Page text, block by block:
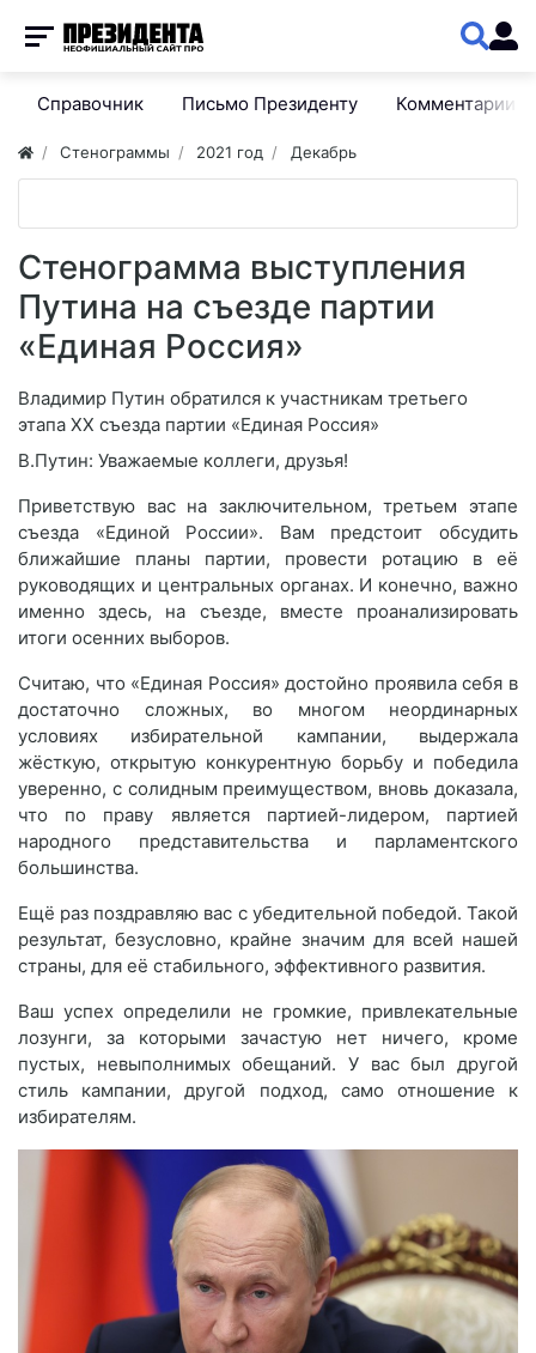
Справочник Письмо Президенту Комментарии
Стенограммы 2021 год Декабрь
Стенограмма выступления
Путина на съезде партии
«Единая Россия»
Владимир Путин обратился к участникам третьего
этапа XX съезда партии «Единая Россия»
В.Путин: Уважаемые коллеги, друзья!
Приветствую вас на заключительном, третьем этапе
съезда «Единой России». Вам предстоит обсудить
ближайшие планы партии, провести ротацию в её
руководящих и центральных органах. И конечно, важно
именно здесь, на съезде, вместе проанализировать
итоги осенних выборов.
Считаю, что «Единая Россия» достойно проявила себя в
достаточно сложных, во многом неординарных
условиях избирательной кампании, выдержала
жёсткую, открытую конкурентную борьбу и победила
уверенно, с солидным преимуществом, вновь доказала,
что по праву является партией-лидером, партией
народного представительства и парламентского
большинства.
Ещё раз поздравляю вас с убедительной победой. Такой
результат, безусловно, крайне значим для всей нашей
страны, для её стабильного, эффективного развития.
Ваш успех определили не громкие, привлекательные
лозунги, за которыми зачастую нет ничего, кроме
пустых, невыполнимых обещаний. У вас был другой
стиль кампании, другой подход, само отношение к
избирателям.